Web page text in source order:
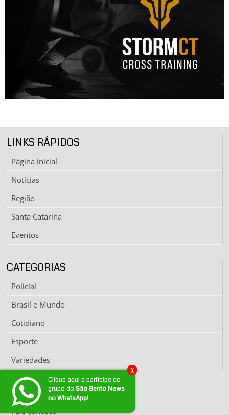
LINKS RÁPIDOS
Página inicial
Notícias
Região
Santa Catarina
Eventos
CATEGORIAS
Policial
Brasil e Mundo
Cotidiano
Esporte
Variedades
EXPEDIENTE
Fale conosco
Clique aqui e participe do
grupo do São Bento News
no WhatsApp!
x